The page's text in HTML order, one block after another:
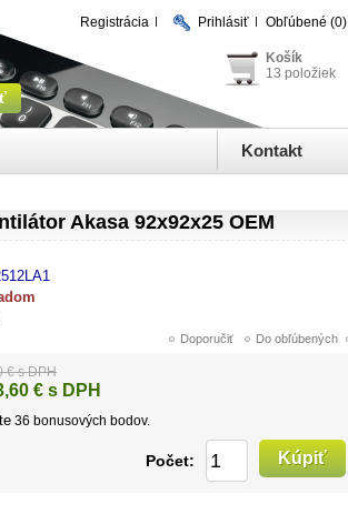
Registrácia Prihlásiť Obľúbené (0)
Košík
13 položiek
Kontakt
Akasa 92x92x25 OEM
€ s DPH
€ s DPH
36 bonusových bodov.
Počet: